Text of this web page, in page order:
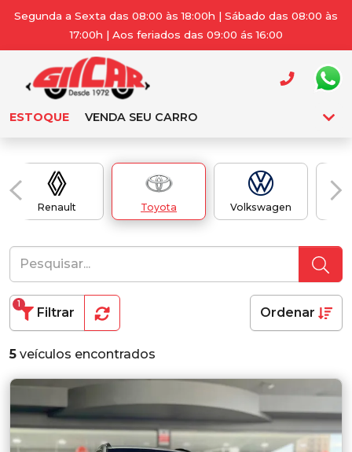
Segunda a Sexta das 08:00 às 18:00h | Sábado das 08:00 às
17:00h | Aos feriados das 09:00 ás 16:00
ESTOQUE VENDA SEU CARRO
Renault Toyota Volkswagen
Filtrar
1
Ordenar
5 veículos encontrados